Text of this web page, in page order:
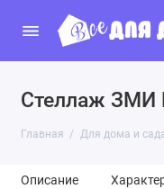
Стеллаж ЗМИ
Главная Для дома и
Описание